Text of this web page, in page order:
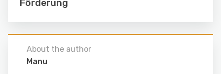
Förderung
About the author
Manu